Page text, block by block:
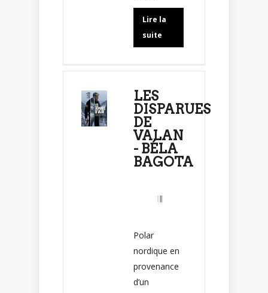
Lire la
suite
LES
DISPARUES
DE
VALAN
- BÉLA
BAGOTA
Polar
nordique en
provenance
d’un